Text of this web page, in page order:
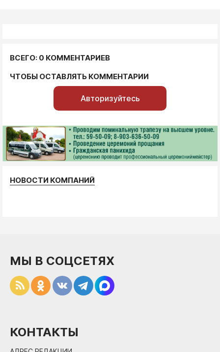
ВСЕГО: 0 КОММЕНТАРИЕВ
ЧТОБЫ ОСТАВЛЯТЬ КОММЕНТАРИИ
Авторизуйтесь
НОВОСТИ КОМПАНИЙ
МЫ В СОЦСЕТЯХ
КОНТАКТЫ